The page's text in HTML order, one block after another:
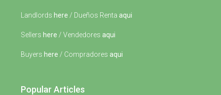
Landlords here / Dueños Renta aqui
Sellers here / Vendedores aqui
Buyers here / Compradores aqui
Popular Articles